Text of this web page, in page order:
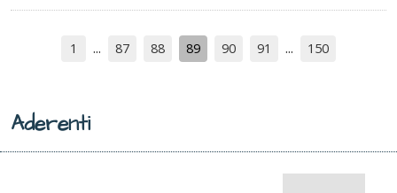
1 87 88 89 90 91 150
Aderenti